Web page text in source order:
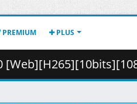
PREMIUM PLUS